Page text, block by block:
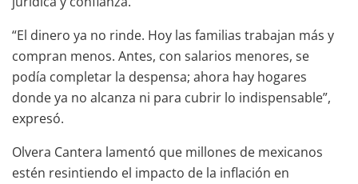
“El dinero ya no rinde. Hoy las familias trabajan más y
compran menos. Antes, con salarios menores, se
podía completar la despensa; ahora hay hogares
donde ya no alcanza ni para cubrir lo indispensable”,
expresó.
Olvera Cantera lamentó que millones de mexicanos
estén resintiendo el impacto de la inflación en